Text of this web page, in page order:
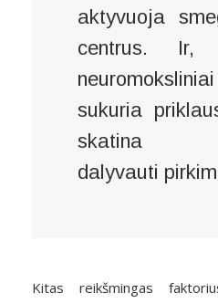
aktyvuoja
centrus. Ir,
sukuria
skatina
dalyvauti
Kitas reikšmingas